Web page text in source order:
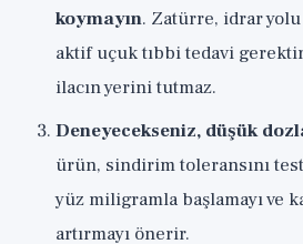
koymayın. Zatürre, idrar
aktif uçuk tıbbi tedavi
ilacın yerini tutmaz.
Deneyecekseniz, düşük
ürün, sindirim toleransını
yüz miligramla başlamayı ve
artırmayı önerir.